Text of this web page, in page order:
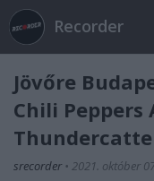
Recorder
Jövőre
Chili Peppers
srecorder • 2021. október